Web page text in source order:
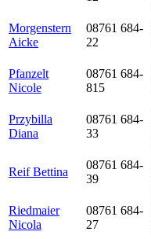
Morgenstern
Aicke
08761 684-
22
Pfanzelt
Nicole
08761 684-
815
Przybilla
Diana
08761 684-
33
Reif Bettina
08761 684-
39
Riedmaier
Nicola
08761 684-
27